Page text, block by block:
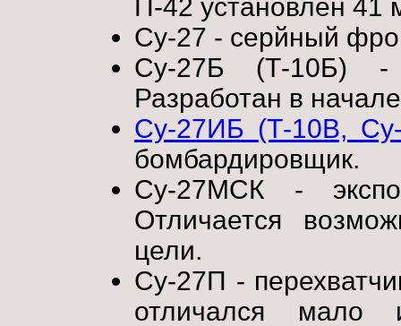
П-42 установлен 41
Су-27 - серйный
Су-27Б (Т-10Б) -
Разработан в
Су-27ИБ (Т-10В,
бомбардировщик.
Су-27МСК -
Отличается
цели.
Су-27П -
отличался